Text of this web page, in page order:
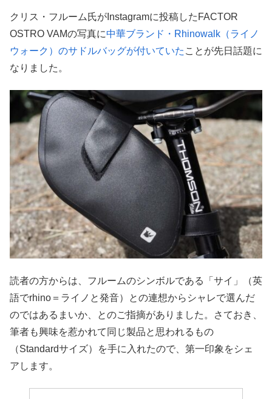
クリス・フルーム氏がInstagramに投稿したFACTOR
OSTRO VAMの写真に中華ブランド・Rhinowalk（ライノ
ウォーク）のサドルバッグが付いていた ことが先日話題に
なりました。
読者の方からは、フルームのシンボルである「サイ」（英
語でrhino＝ライノと発音）との連想からシャレで選んだ
のではあるまいか、とのご指摘がありました。さておき、
筆者も興味を惹かれて同じ製品と思われるもの
（Standardサイズ）を手に入れたので、第一印象をシェ
アします。